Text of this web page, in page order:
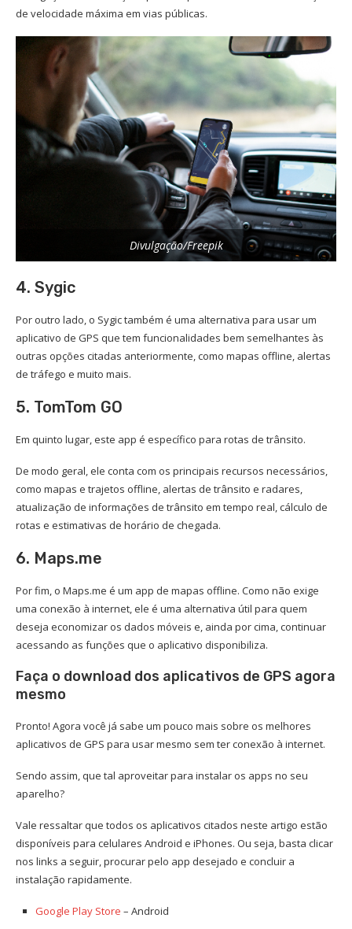
de velocidade máxima em vias públicas.
Divulgação/Freepik
4. Sygic
Por outro lado, o Sygic também é uma alternativa para usar um
aplicativo de GPS que tem funcionalidades bem semelhantes às
outras opções citadas anteriormente, como mapas offline, alertas
de tráfego e muito mais.
5. TomTom GO
Em quinto lugar, este app é específico para rotas de trânsito.
De modo geral, ele conta com os principais recursos necessários,
como mapas e trajetos offline, alertas de trânsito e radares,
atualização de informações de trânsito em tempo real, cálculo de
rotas e estimativas de horário de chegada.
6. Maps.me
Por fim, o Maps.me é um app de mapas offline. Como não exige
uma conexão à internet, ele é uma alternativa útil para quem
deseja economizar os dados móveis e, ainda por cima, continuar
acessando as funções que o aplicativo disponibiliza.
Faça o download dos aplicativos de GPS agora
mesmo
Pronto! Agora você já sabe um pouco mais sobre os melhores
aplicativos de GPS para usar mesmo sem ter conexão à internet.
Sendo assim, que tal aproveitar para instalar os apps no seu
aparelho?
Vale ressaltar que todos os aplicativos citados neste artigo estão
disponíveis para celulares Android e iPhones. Ou seja, basta clicar
nos links a seguir, procurar pelo app desejado e concluir a
instalação rapidamente.
Google Play Store – Android